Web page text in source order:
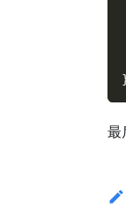
最